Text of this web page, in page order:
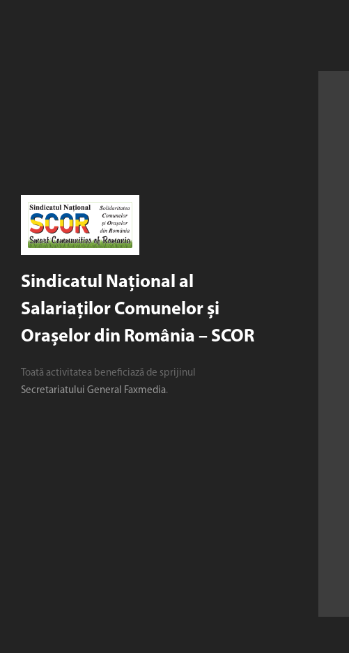
Sindicatul Național al
Salariaților Comunelor și
Orașelor din România – SCOR
Toată activitatea beneficiază de sprijinul
Secretariatului General Faxmedia.